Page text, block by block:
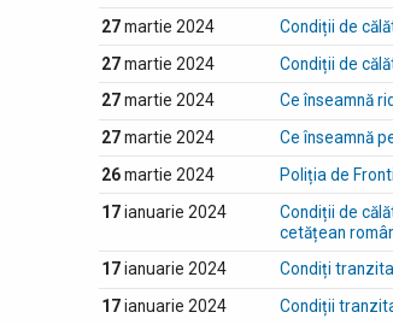
27martie 2024
Condiții de
27martie 2024
Condiții de
27martie 2024
Ce înseamnă
27martie 2024
Ce înseamnă
26martie 2024
Poliția de
17ianuarie 2024
Condiții de
cetățean
17ianuarie 2024
Condiți
17ianuarie 2024
Condiții